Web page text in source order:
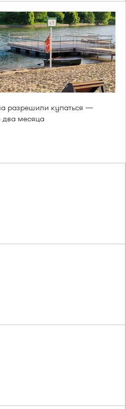
разрешили купаться —
два месяца